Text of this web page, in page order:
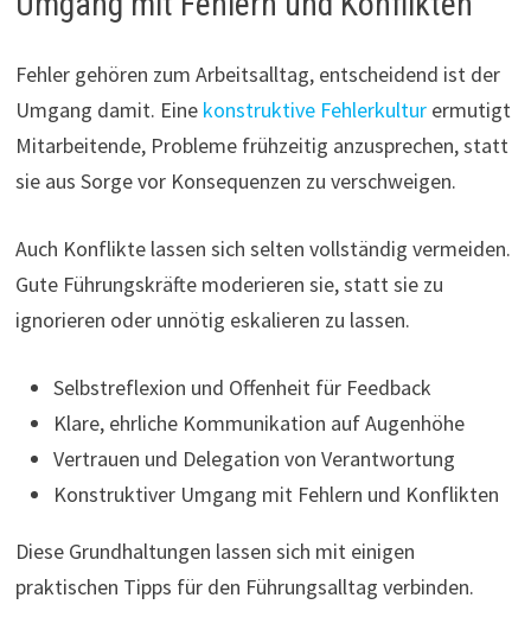
Fehler gehören zum Arbeitsalltag, entscheidend ist der
Umgang damit. Eine konstruktive Fehlerkulturermutigt
Mitarbeitende, Probleme frühzeitig anzusprechen, statt
sie aus Sorge vor Konsequenzen zu verschweigen.
Auch Konflikte lassen sich selten vollständig vermeiden.
Gute Führungskräfte moderieren sie, statt sie zu
ignorieren oder unnötig eskalieren zu lassen.
Selbstreflexion und Offenheit für Feedback
Klare, ehrliche Kommunikation auf Augenhöhe
Vertrauen und Delegation von Verantwortung
Konstruktiver Umgang mit Fehlern und Konflikten
Diese Grundhaltungen lassen sich mit einigen
praktischen Tipps für den Führungsalltag verbinden.